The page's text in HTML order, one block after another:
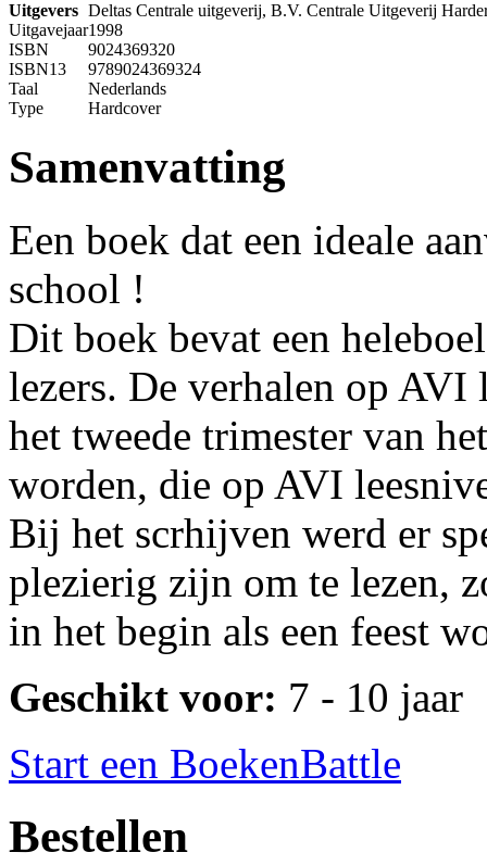
Uitgevers Deltas Centrale uitgeverij, B.V. Centrale Uitgeverij
Uitgavejaar1998
ISBN
9024369320
ISBN13
9789024369324
Taal
Nederlands
Type
Hardcover
Samenvatting
Een boek dat een ideale
school !
Dit boek bevat een
lezers. De verhalen op
het tweede trimester van
worden, die op AVI
Bij het scrhijven werd er
plezierig zijn om te lezen,
in het begin als een feest
Geschikt voor: 7 - 10 jaar
Start een BoekenBattle
Bestellen